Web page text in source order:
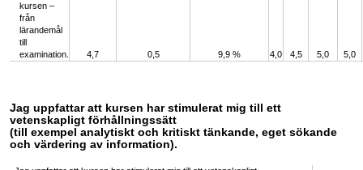
kursen –
från
lärandemål
till
examination.
4,7 0,5 9,9 % 4,0 4,5 5,0 5,0
Jag uppfattar att kursen har stimulerat mig till ett
vetenskapligt förhållningssätt
(till exempel analytiskt och kritiskt tänkande, eget sökande
och värdering av information).